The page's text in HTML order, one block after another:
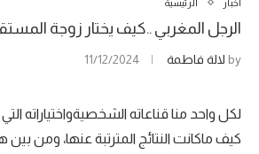
أخبار الرئيسية
الرجل المغربي ..كيف يختار زوجة
by لالة فاطمة 11/12/2024
لكل واحد منا قناعاته الشخصيةواختياراته
كيف ماكانت النتائج المترتبة عنها، ومن بين